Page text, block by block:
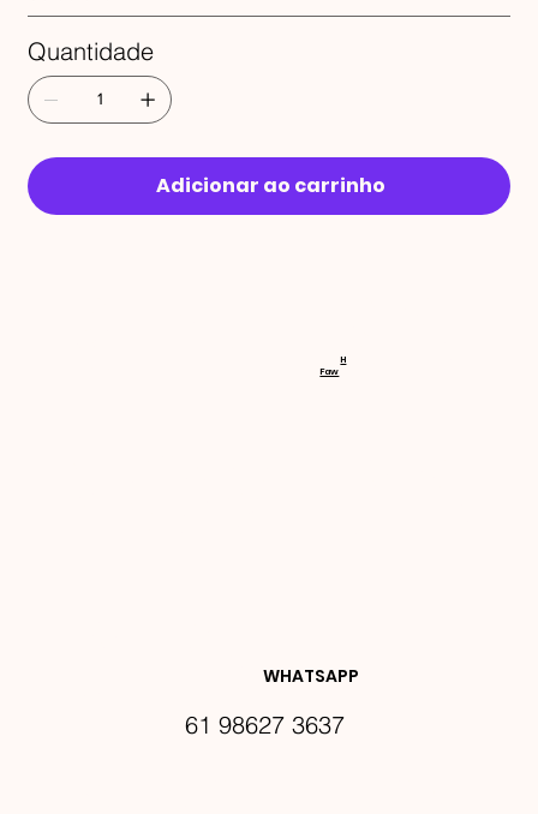
Quantidade
Adicionar ao carrinho
RECEBA
DES E
WHATSAPP
61 98627 3637
Faw
H